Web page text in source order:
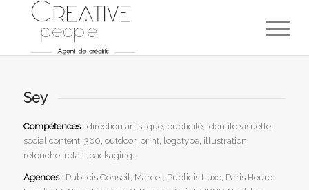
Sey
Compétences: direction artistique, publicité, identité visuelle,
social content, 360, outdoor, print, logotype, illustration,
retouche, retail, packaging.
Agences: Publicis Conseil, Marcel, Publicis Luxe, Paris Heure